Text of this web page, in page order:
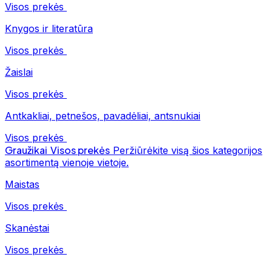
Visos prekės
Knygos ir literatūra
Visos prekės
Žaislai
Visos prekės
Antkakliai, petnešos, pavadėliai, antsnukiai
Visos prekės
Graužikai Visos prekės Peržiūrėkite visą šios kategorijos
asortimentą vienoje vietoje.
Maistas
Visos prekės
Skanėstai
Visos prekės